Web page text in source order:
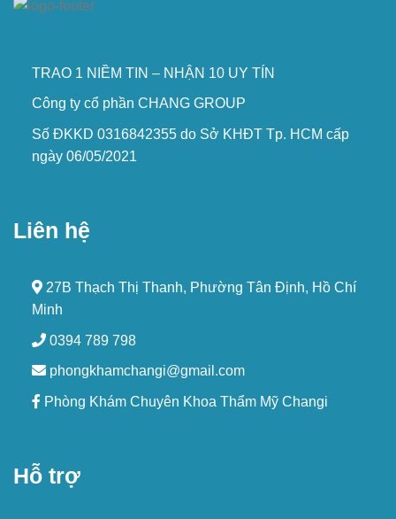
TRAO 1 NIỀM TIN – NHẬN 10 UY TÍN
Công ty cổ phần CHANG GROUP
Số ĐKKD 0316842355 do Sở KHĐT Tp. HCM cấp
ngày 06/05/2021
Liên hệ
27B Thạch Thị Thanh, Phường Tân Định, Hồ Chí
Minh
0394 789 798
phongkhamchangi@gmail.com
Phòng Khám Chuyên Khoa Thẩm Mỹ Changi
Hỗ trợ